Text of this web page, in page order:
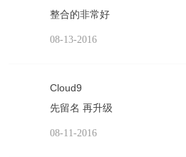
整合的非常好
08-13-2016
Cloud9
先留名 再升级
08-11-2016